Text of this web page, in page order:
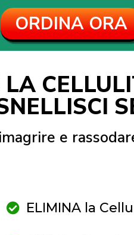
ORDINA ORA
e
ELIMINA la